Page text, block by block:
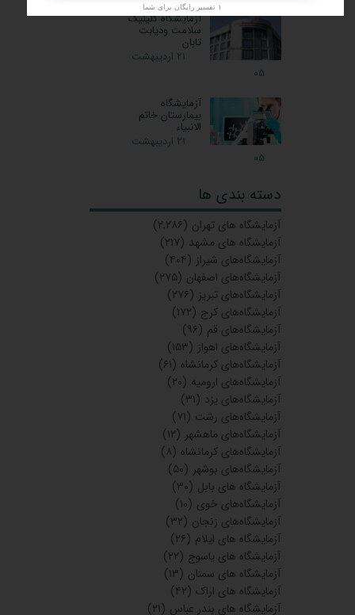
آزمایشگاه کلینیک
سلامت ودیابت
تابان
۲۱ اردیبهشت
۰۵
آزمایشگاه
بیمارستان خاتم
الانبیاء
۲۱ اردیبهشت
۰۵
دسته بندی ها
آزمایشگاه‌ های تهران (۲,۲۸۶)
آزمایشگاه های مشهد (۲۱۷)
آزمایشگاه‌های شیراز (۴۰۴)
آزمایشگاه‌های اصفهان (۲۷۵)
آزمایشگاه‌های تبریز (۲۷۶)
آزمایشگاه‌های کرج (۱۷۲)
آزمایشگاه‌های قم (۹۶)
آزمایشگاه‌های اهواز (۱۵۳)
آزمایشگاه‌های کرمانشاه (۶۱)
آزمایشگاه‌های ارومیه (۲۰)
آزمایشگاه‌های یزد (۳۱)
آزمایشگاه‌های رشت (۷۱)
آزمایشگاه‌های ماهشهر (۱۲)
آزمایشگاه‌های کرمانشاه (۸)
آزمایشگاه‌های بوشهر (۵۰)
آزمایشگاه های بابل (۳۰)
آزمایشگاه‌های خوی (۱۰)
آزمایشگاه‌های زنجان (۳۲)
آزمایشگاه های ایلام (۲۶)
آزمایشگاه های یاسوج (۲۲)
آزمایشگاه های سمنان (۱۳)
آزمایشگاه های اراک (۴۲)
آزمایشگاه های بندر عباس (۲۱)
۱ تفسیر رایگان برای شما